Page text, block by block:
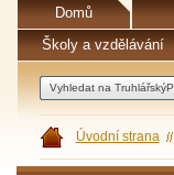
Domů
Školy a vzdělávání
Úvodní strana